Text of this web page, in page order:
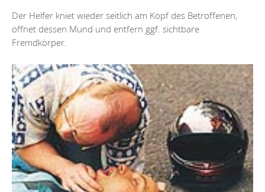
Der Helfer kniet wieder seitlich am Kopf des Betroffenen,
öffnet dessen Mund und entfern ggf. sichtbare
Fremdkörper.